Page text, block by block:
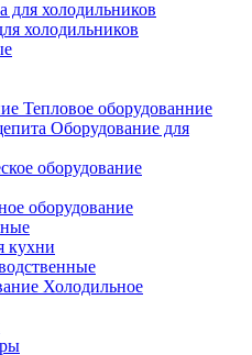
холодильников
Тепловое оборудованние
Оборудование для
оборудование
оборудование
кухни
Холодильное